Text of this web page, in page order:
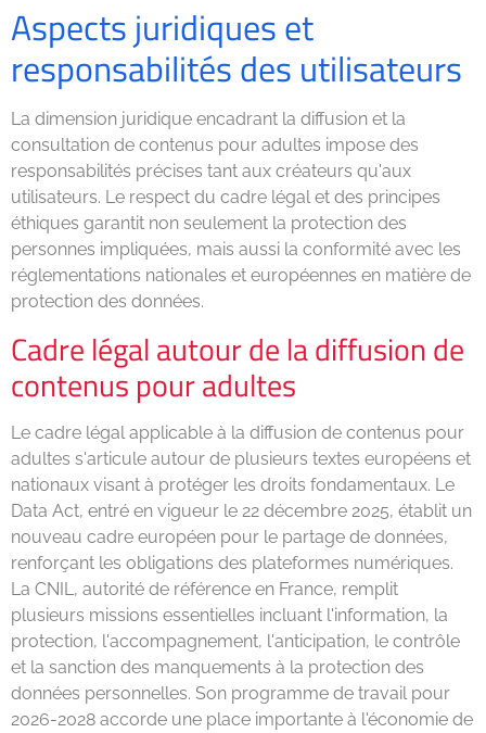
Aspects juridiques et
responsabilités des utilisateurs
La dimension juridique encadrant la diffusion et la
consultation de contenus pour adultes impose des
responsabilités précises tant aux créateurs qu'aux
utilisateurs. Le respect du cadre légal et des principes
éthiques garantit non seulement la protection des
personnes impliquées, mais aussi la conformité avec les
réglementations nationales et européennes en matière de
protection des données.
Cadre légal autour de la diffusion de
contenus pour adultes
Le cadre légal applicable à la diffusion de contenus pour
adultes s'articule autour de plusieurs textes européens et
nationaux visant à protéger les droits fondamentaux. Le
Data Act, entré en vigueur le 22 décembre 2025, établit un
nouveau cadre européen pour le partage de données,
renforçant les obligations des plateformes numériques.
La CNIL, autorité de référence en France, remplit
plusieurs missions essentielles incluant l'information, la
protection, l'accompagnement, l'anticipation, le contrôle
et la sanction des manquements à la protection des
données personnelles. Son programme de travail pour
2026-2028 accorde une place importante à l'économie de